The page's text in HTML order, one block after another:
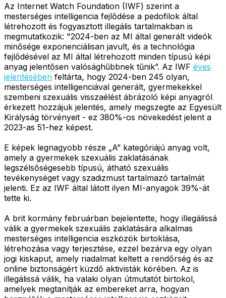
Az Internet Watch Foundation (IWF) szerint a
mesterséges intelligencia fejlődése a pedofilok által
létrehozott és fogyasztott illegális tartalmakban is
megmutatkozik: "2024-ben az MI által generált videók
minősége exponenciálisan javult, és a technológia
fejlődésével az MI által létrehozott minden típusú képi
anyag jelentősen valósághűbbnek tűnik”. Az IWF éves
jelentésében feltárta, hogy 2024-ben 245 olyan,
mesterséges intelligenciával generált, gyermekekkel
szembeni szexuális visszaélést ábrázoló képi anyagról
érkezett hozzájuk jelentés, amely megszegte az Egyesült
Királyság törvényeit - ez 380%-os növekedést jelent a
2023-as 51-hez képest.
E képek legnagyobb része „A” kategóriájú anyag volt,
amely a gyermekek szexuális zaklatásának
legszélsőségesebb típusú, átható szexuális
tevékenységet vagy szadizmust tartalmazó tartalmát
jelenti. Ez az IWF által látott ilyen MI-anyagok 39%-át
tette ki.
A brit kormány februárban bejelentette, hogy illegálissá
válik a gyermekek szexuális zaklatására alkalmas
mesterséges intelligencia eszközök birtoklása,
létrehozása vagy terjesztése, ezzel bezárva egy olyan
jogi kiskaput, amely riadalmat keltett a rendőrség és az
online biztonságért küzdő aktivisták körében. Az is
illegálissá válik, ha valaki olyan útmutatót birtokol,
amelyek megtanítják az embereket arra, hogyan